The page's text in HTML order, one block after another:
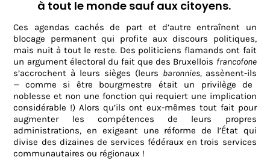
à tout le monde sauf aux citoyens.
Ces agendas cachés de part et d’autre entraînent un
blocage permanent qui profite aux discours politiques,
mais nuit à tout le reste. Des politiciens flamands ont fait
un argument électoral du fait que des Bruxellois francofone
s’accrochent à leurs sièges (leurs baronnies, assènent-ils
— comme si être bourgmestre était un privilège de
noblesse et non une fonction qui requiert une implication
considérable !) Alors qu’ils ont eux-mêmes tout fait pour
augmenter les compétences de leurs propres
administrations, en exigeant une réforme de l’État qui
divise des dizaines de services fédéraux en trois services
communautaires ou régionaux !